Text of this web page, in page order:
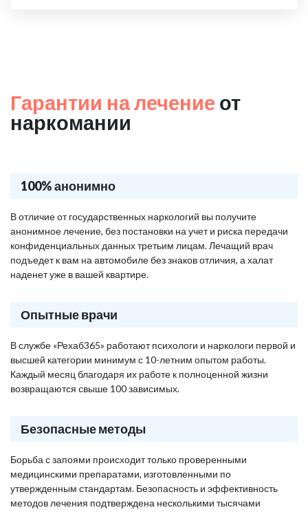
Гарантии на лечение от
наркомании
100% анонимно
В отличие от государственных наркологий вы получите
анонимное лечение, без постановки на учет и риска передачи
конфиденциальных данных третьим лицам. Лечащий врач
подъедет к вам на автомобиле без знаков отличия, а халат
наденет уже в вашей квартире.
Опытные врачи
В службе «Рехаб365» работают психологи и наркологи первой и
высшей категории минимум с 10-летним опытом работы.
Каждый месяц благодаря их работе к полноценной жизни
возвращаются свыше 100 зависимых.
Безопасные методы
Борьба с запоями происходит только проверенными
медицинскими препаратами, изготовленными по
утвержденным стандартам. Безопасность и эффективность
методов лечения подтверждена несколькими тысячами